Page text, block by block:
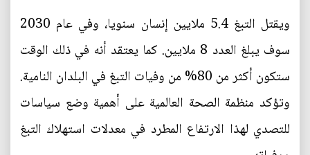
ويقتل التبغ 5.4 ملايين إنسان سنويا، وفي عام 2030
سوف يبلغ العدد 8 ملايين. كما يعتقد أنه في ذلك الوقت
ستكون أكثر من 80% من وفيات التبغ في البلدان النامية.
وتؤكد منظمة الصحة العالمية على أهمية وضع سياسات
للتصدي لهذا الارتفاع المطرد في معدلات استهلاك التبغ